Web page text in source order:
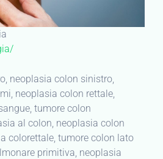
neoplasia colon sinistro,
neoplasia colon rettale,
tumore colon
al colon, neoplasia colon
colorettale, tumore colon lato
primitiva, neoplasia